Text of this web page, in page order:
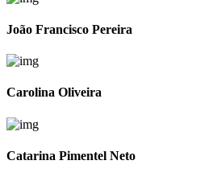
João Francisco Pereira
Carolina Oliveira
Catarina Pimentel Neto